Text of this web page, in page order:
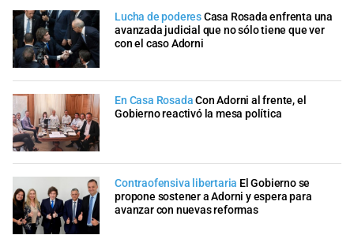
Lucha de poderesCasa Rosada enfrenta una
avanzada judicial que no sólo tiene que ver
con el caso Adorni
En Casa RosadaCon Adorni al frente, el
Gobierno reactivó la mesa política
Contraofensiva libertaria El Gobierno se
propone sostener a Adorni y espera para
avanzar con nuevas reformas